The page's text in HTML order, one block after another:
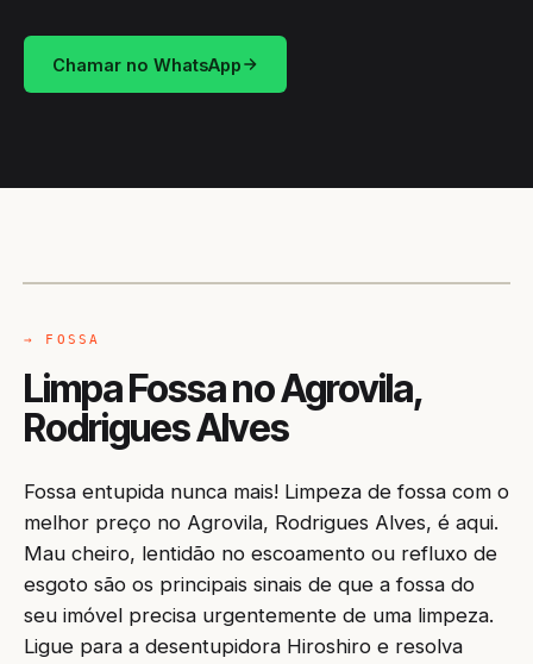
Chamar no WhatsApp
→ FOSSA
Limpa Fossa no Agrovila,
Rodrigues Alves
Fossa entupida nunca mais! Limpeza de fossa com o
melhor preço no Agrovila, Rodrigues Alves, é aqui.
Mau cheiro, lentidão no escoamento ou refluxo de
esgoto são os principais sinais de que a fossa do
seu imóvel precisa urgentemente de uma limpeza.
Ligue para a desentupidora Hiroshiro e resolva